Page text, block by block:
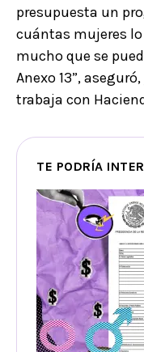
presupuesta un
cuántas mujeres lo
mucho que se
Anexo 13”,
trabaja con
TE PODRÍA